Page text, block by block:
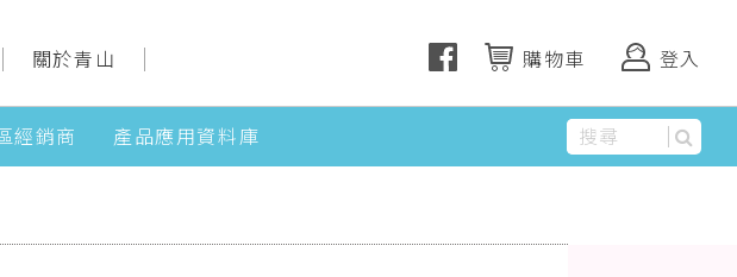
關於青山 購物車 登入
經銷商 產品應用資料庫